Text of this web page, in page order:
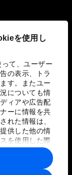
を使用し
て、ユーザー
の表示、トラ
す。またユー
についても情
ィアや広告配
ーに情報を共
れた情報は、
供した他の情
を使用した際
され、各パー
とがありま
約